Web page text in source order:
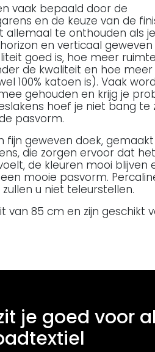
vaak bepaald door de
en de keuze van de
allemaal te onthouden als
en verticaal geweven
goed is, hoe meer
de kwaliteit en hoe
100% katoen is). Vaak
gehouden en krijg je
hoef je niet bang te
pasvorm.
geweven doek, gemaakt
die zorgen ervoor dat het
de kleuren mooi blijven
mooie pasvorm.
u niet teleurstellen.
85 cm en zijn geschikt
je goed voor